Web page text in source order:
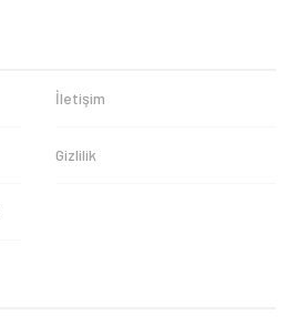
İletişim
Gizlilik